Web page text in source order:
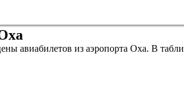
авиабилетов из аэропорта Оха. В